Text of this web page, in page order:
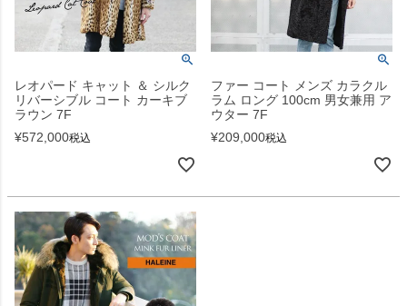
レオパード キャット ＆ シルク
リバーシブル コート カーキブ
ラウン 7F
¥572,000税込
ファー コート メンズ カラクル
ラム ロング 100cm 男女兼用 ア
ウター 7F
¥209,000税込